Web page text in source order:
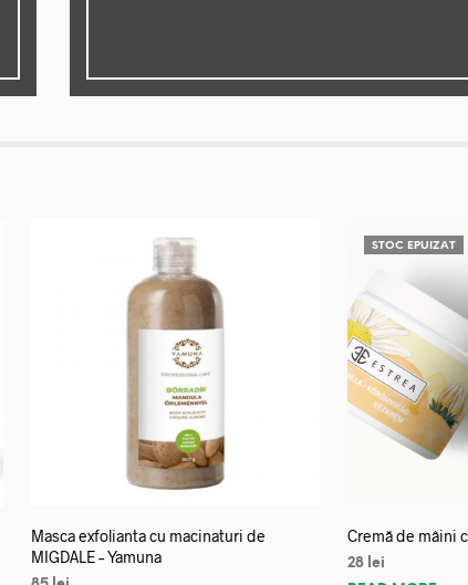
Masca exfolianta cu macinaturi de
MIGDALE – Yamuna
STOC EPUIZAT
Cremă de mâini
28 lei